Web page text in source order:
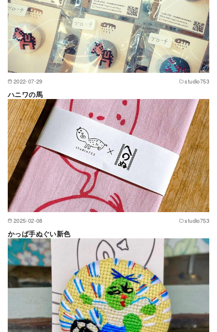
2022-07-29 studio753
ハニワの馬
2025-02-08 studio753
かっぱ手ぬぐい新色